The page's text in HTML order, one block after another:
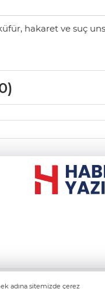
hakaret ve suç
)
adına sitemizde çerez